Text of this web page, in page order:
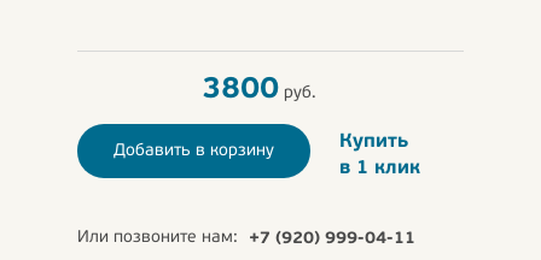
3800руб.
Добавить в корзину
Купить
в 1 клик
Или позвоните нам: +7 (920) 999-04-11